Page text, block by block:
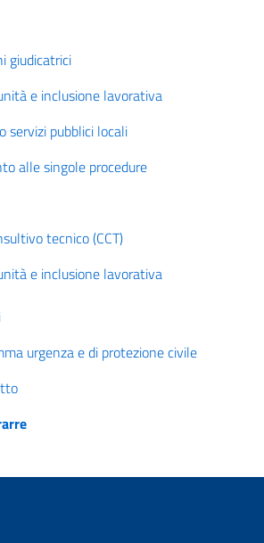
giudicatrici
e inclusione lavorativa
servizi pubblici locali
alle singole procedure
tecnico (CCT)
e inclusione lavorativa
urgenza e di protezione civile